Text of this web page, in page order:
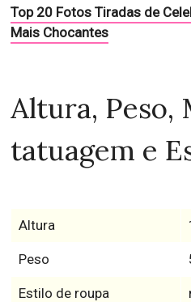
Top 20 Fotos Tiradas de
Mais Chocantes
Altura, Peso,
tatuagem e
Altura
Peso
Estilo de roupa